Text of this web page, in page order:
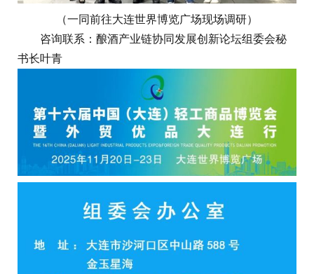
（一同前往大连世界博览广场现场调研）
咨询联系：酿酒产业链协同发展创新论坛组委会秘
书长叶青